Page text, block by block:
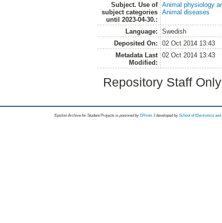
Subject. Use of
subject categories
until 2023-04-30.:
Animal physiology
Animal diseases
Language:
Swedish
Deposited On:
02 Oct 2014 13:43
Metadata Last
Modified:
02 Oct 2014 13:43
Repository Staff
Epsilon Archive for Student Projects is powored byEPrints 3 developed by School of Electronics